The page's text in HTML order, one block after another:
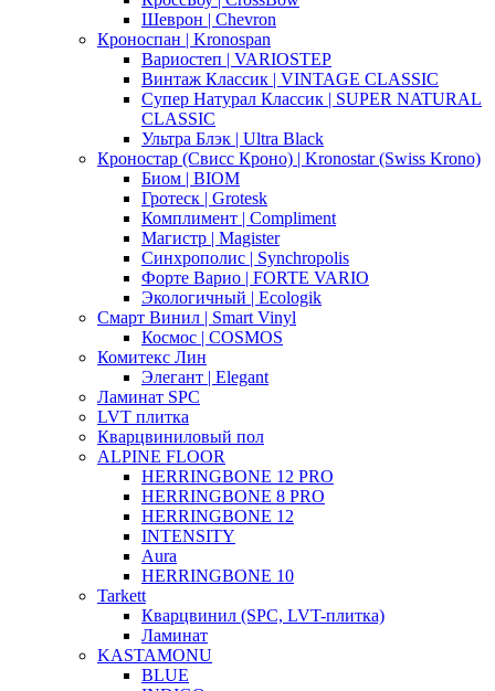
Шеврон | Chevron
Кроноспан | Kronospan
Вариостеп | VARIOSTEP
Винтаж Классик | VINTAGE CLASSIC
Супер Натурал Классик | SUPER NATURAL
CLASSIC
Ультра Блэк | Ultra Black
Кроностар (Свисс Кроно) | Kronostar (Swiss Krono)
Биом | BIOM
Гротеск | Grotesk
Комплимент | Compliment
Магистр | Magister
Синхрополис | Synchropolis
Форте Варио | FORTE VARIO
Экологичный | Ecologik
Смарт Винил | Smart Vinyl
Космос | COSMOS
Комитекс Лин
Элегант | Elegant
Ламинат SPC
LVT плитка
Кварцвиниловый пол
ALPINE FLOOR
HERRINGBONE 12 PRO
HERRINGBONE 8 PRO
HERRINGBONE 12
INTENSITY
Aura
HERRINGBONE 10
Tarkett
Кварцвинил (SPC, LVT-плитка)
Ламинат
KASTAMONU
BLUE